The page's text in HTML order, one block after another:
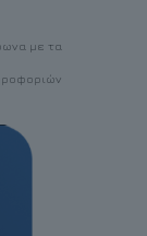
με τα